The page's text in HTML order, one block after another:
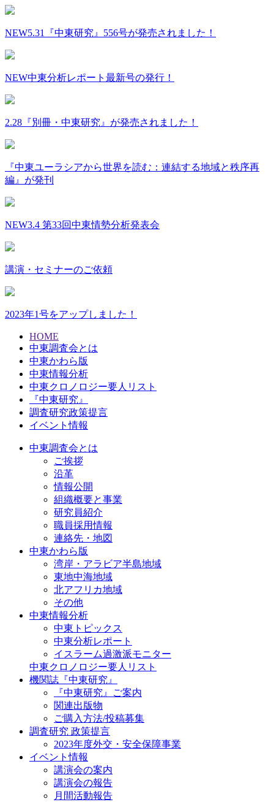
NEW5.31『中東研究』556号が発売されました！
NEW中東分析レポート最新号の発行！
2.28『別冊・中東研究』が発売されました！
『中東ユーラシアから世界を読む：連結する地域と秩序再
編』が発刊
NEW3.4 第33回中東情勢分析発表会
講演・セミナーのご依頼
2023年1号をアップしました！
HOME
中東調査会とは
中東かわら版
中東情報分析
中東クロノロジー要人リスト
『中東研究』
調査研究政策提言
イベント情報
中東調査会とは
ご挨拶
沿革
情報公開
組織概要と事業
研究員紹介
職員採用情報
連絡先・地図
中東かわら版
湾岸・アラビア半島地域
東地中海地域
北アフリカ地域
その他
中東情報分析
中東トピックス
中東分析レポート
イスラーム過激派モニター
中東クロノロジー要人リスト
機関誌『中東研究』
『中東研究』ご案内
関連出版物
ご購入方法/投稿募集
調査研究 政策提言
2023年度外交・安全保障事業
イベント情報
講演会の案内
講演会の報告
月間活動報告